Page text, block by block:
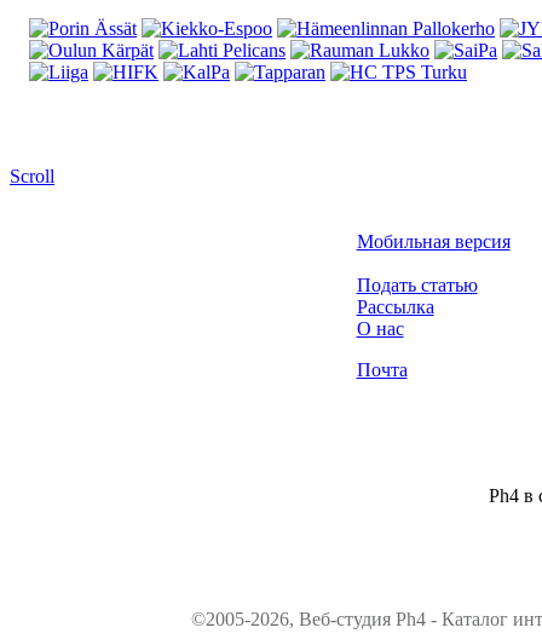
Scroll
Мобильная версия
Подать статью
Рассылка
О нас
Почта
Ph4 в
©2005-2026, Веб-студия Ph4 - Каталог